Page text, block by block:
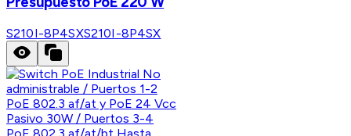
S210I-8P4SXS210I-8P4SX